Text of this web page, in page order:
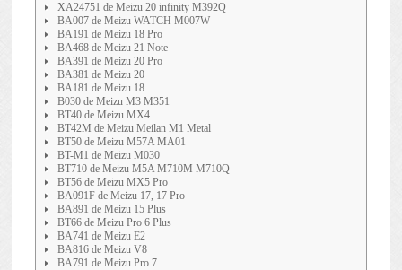
XA24751 de Meizu 20 infinity M392Q
BA007 de Meizu WATCH M007W
BA191 de Meizu 18 Pro
BA468 de Meizu 21 Note
BA391 de Meizu 20 Pro
BA381 de Meizu 20
BA181 de Meizu 18
B030 de Meizu M3 M351
BT40 de Meizu MX4
BT42M de Meizu Meilan M1 Metal
BT50 de Meizu M57A MA01
BT-M1 de Meizu M030
BT710 de Meizu M5A M710M M710Q
BT56 de Meizu MX5 Pro
BA091F de Meizu 17, 17 Pro
BA891 de Meizu 15 Plus
BT66 de Meizu Pro 6 Plus
BA741 de Meizu E2
BA816 de Meizu V8
BA791 de Meizu Pro 7